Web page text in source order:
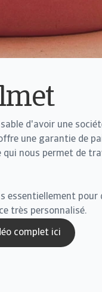
d'avoir une
une garantie de
nous permet de
essentiellement pour
très personnalisé.
complet ici